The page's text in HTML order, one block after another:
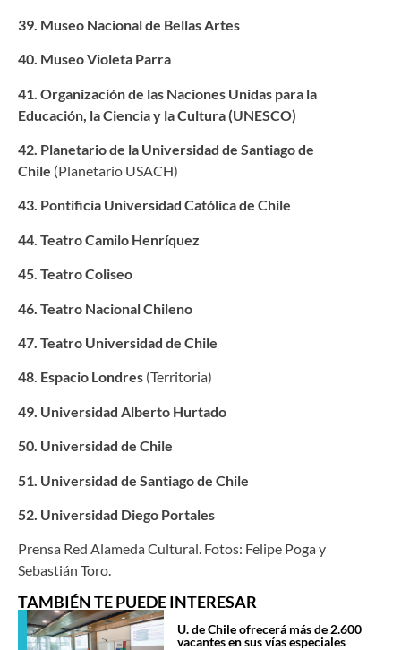
39. Museo Nacional de Bellas Artes
40. Museo Violeta Parra
41. Organización de las Naciones Unidas para la
Educación, la Ciencia y la Cultura (UNESCO)
42. Planetario de la Universidad de Santiago de
Chile (Planetario USACH)
43. Pontificia Universidad Católica de Chile
44. Teatro Camilo Henríquez
45. Teatro Coliseo
46. Teatro Nacional Chileno
47. Teatro Universidad de Chile
48. Espacio Londres (Territoria)
49. Universidad Alberto Hurtado
50. Universidad de Chile
51. Universidad de Santiago de Chile
52. Universidad Diego Portales
Prensa Red Alameda Cultural. Fotos: Felipe Poga y
Sebastián Toro.
TAMBIÉN TE PUEDE INTERESAR
U. de Chile ofrecerá más de 2.600
vacantes en sus vías especiales